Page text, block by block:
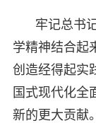
牢记总书
学精神结合起
创造经得起实
国式现代化全
新的更大贡献。